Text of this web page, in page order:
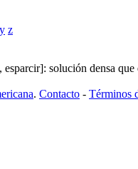
y z
solución densa
. Contacto - Términos